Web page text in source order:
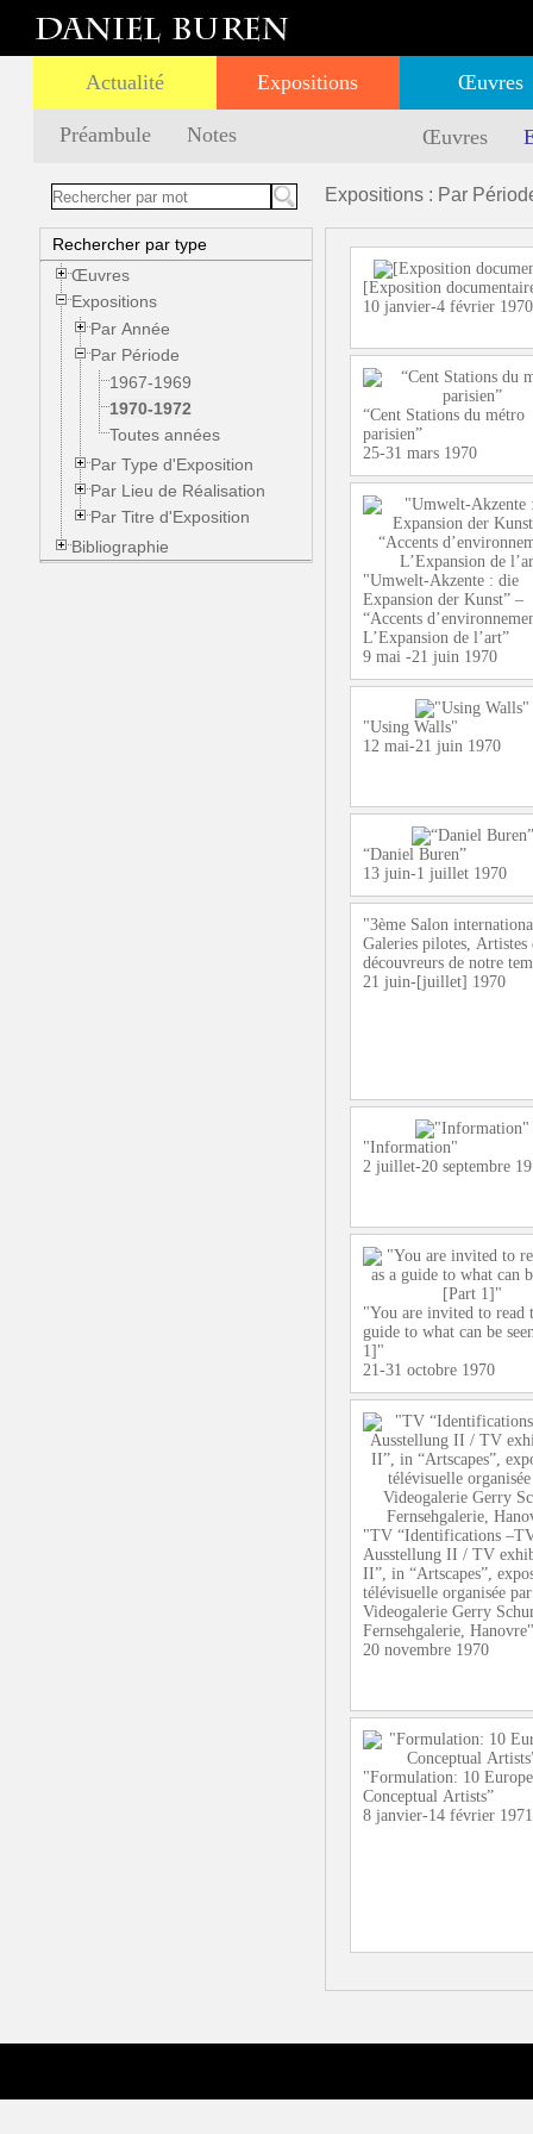
Actualité Expositions Œuvres
Préambule Notes Œuvres
Rechercher par type
Œuvres
Expositions
Par Année
Par Période
1967-1969
1970-1972
Toutes années
Par Type d'Exposition
Par Lieu de Réalisation
Par Titre d'Exposition
Bibliographie
Expositions : Par
[Exposition
10 janvier-4 février 1970
“Cent Stations du métro
parisien”
25-31 mars 1970
"Umwelt-Akzente : die
Expansion der Kunst” –
“Accents
L’Expansion de l’art”
9 mai -21 juin 1970
"Using Walls"
12 mai-21 juin 1970
“Daniel Buren”
13 juin-1 juillet 1970
"3ème Salon
Galeries pilotes, Artistes
découvreurs de notre
21 juin-[juillet] 1970
"Information"
2 juillet-20 septembre
"You are invited to read
guide to what can be
1]"
21-31 octobre 1970
"TV “Identifications
Ausstellung II / TV
II”, in “Artscapes”,
télévisuelle organisée par
Videogalerie Gerry
Fernsehgalerie,
20 novembre 1970
"Formulation: 10
Conceptual Artists”
8 janvier-14 février 1971